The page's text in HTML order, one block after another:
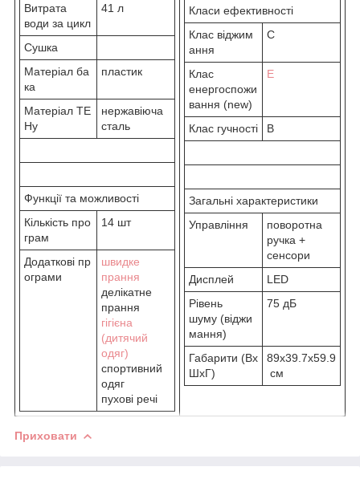
Витрата
води за цикл
41 л
Сушка
Матеріал ба
ка
пластик
Матеріал ТЕ
Ну
нержавіюча
сталь
Функції та можливості
Кількість про
грам
14 шт
Додаткові пр
ограми
швидке
прання
делікатне
прання
гігієна
(дитячий
одяг)
спортивний
одяг
пухові речі
Класи ефективності
Клас віджим
ання
C
Клас
енергоспожи
вання (new)
E
Клас гучності B
Загальні характеристики
Управління
поворотна
ручка +
сенсори
Дисплей
LED
Рівень
шуму (віджи
мання)
75 дБ
Габарити (Вх
ШхГ)
89x39.7x59.9
см
Приховати